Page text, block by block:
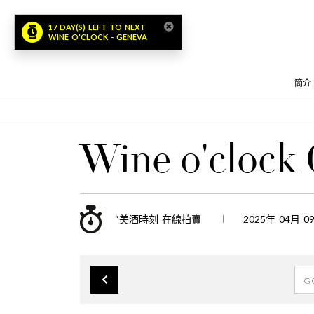
簡介
17 DAY(S) LEFT TO NEXT
WINE O'CLOCK - GENEVA
Wine o'clock
“美酒時刻 在線拍賣 2025年 04月